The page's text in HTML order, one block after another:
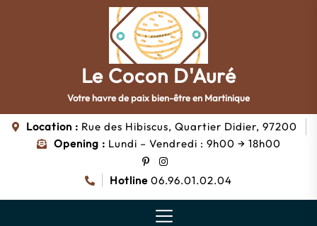
Le
Cocon
d'Auré
Le Cocon D'Auré
Votre havre de paix bien-être en Martinique
Location : Rue des Hibiscus, Quartier Didier, 97200
Opening : Lundi – Vendredi : 9h00 → 18h00
Hotline 06.96.01.02.04